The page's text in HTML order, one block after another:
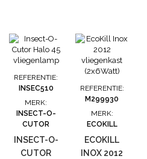
REFERENTIE:
INSEC510
MERK:
INSECT-O-
CUTOR
INSECT-O-
CUTOR
REFERENTIE:
M299930
MERK:
ECOKILL
ECOKILL
INOX 2012